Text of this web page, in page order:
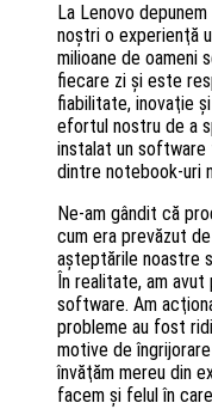
La Lenovo
noştri o experienţă
milioane de oameni
fiecare zi şi este
fiabilitate, inovaţie
efortul nostru de a
instalat un software
dintre notebook-uri
Ne-am gândit că
cum era prevăzut
aşteptările noastre
În realitate, am
software. Am
probleme au fost
motive de
învăţăm mereu din
facem şi felul în